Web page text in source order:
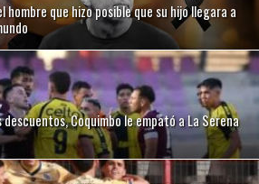
hombre que hizo posible que su hijo llegara a
descuentos, Coquimbo le empató a La Serena